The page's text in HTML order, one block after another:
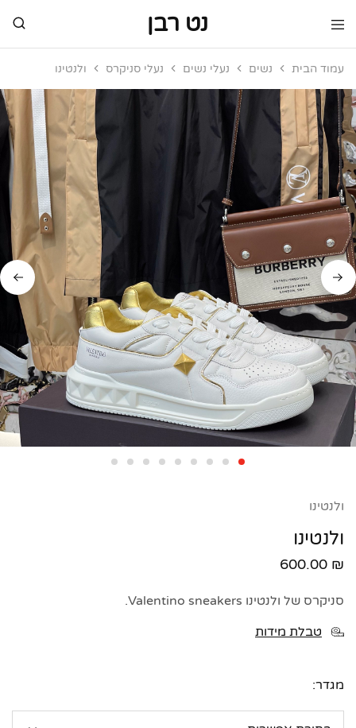
נט רבן
נט
מותגי
מותגי
עמוד הבית נשים נעלי נשים נעלי סניקרס ולנטינו
ולנטינו
ולנטינו
600.00 ₪
סניקרס של ולנטינו Valentino sneakers.
טבלת מידות
מגדר: